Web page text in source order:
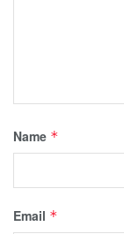
Name *
Email *